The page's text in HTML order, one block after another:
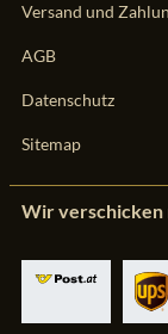
Versand und
AGB
Datenschutz
Sitemap
Wir verschicken